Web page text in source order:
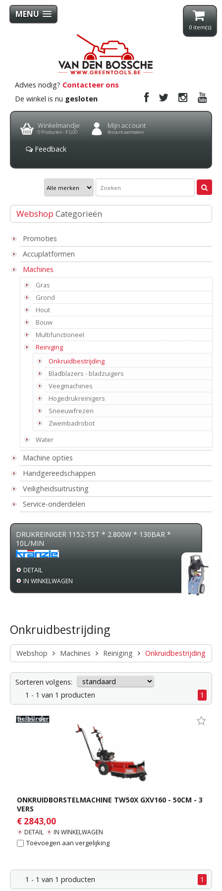
MENU
0 item(s)
Advies nodig? Contacteer ons
De winkel is nu gesloten
Winkelmandje
0 Producten -€ 0,00
Mijn account
Account aanmaken
Feedback
Webshop Categorieën
Promoties
Accuplatformen
Machines
Gras
Grond
Hout
Bouw
Multifunctioneel
Reiniging
Onkruidbestrijding
Bladblazers - bladzuigers
Veegmachines
Hogedrukreinigers
Sneeuwfrezen
Zwembadrobot
Water
Machine opties
Handgereedschappen
Veiligheidsuitrusting
Service-onderdelen
DRUKREINIGER 1152-TST * 2.800W * 130BAR *
10L/MIN
DETAIL
IN WINKELWAGEN
Onkruidbestrijding
Webshop Machines Reiniging Onkruidbestrijding
Sorteren volgens:
1 - 1 van 1 producten
1
ONKRUIDBORSTELMACHINE TW50X GXV160 - 50CM - 3
VERS
€ 2843,00
DETAIL IN WINKELWAGEN
Toevoegen aan vergelijking
1 - 1 van 1 producten 1